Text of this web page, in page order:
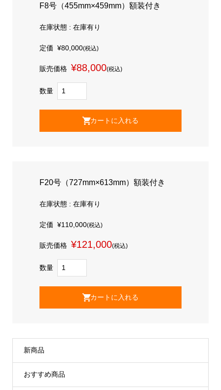
F8号（455mm×459mm）額装付き
在庫状態 : 在庫有り
定価 ¥80,000(税込)
販売価格 ¥88,000(税込)
数量
F20号（727mm×613mm）額装付き
在庫状態 : 在庫有り
定価 ¥110,000(税込)
販売価格 ¥121,000(税込)
数量
新商品
おすすめ商品